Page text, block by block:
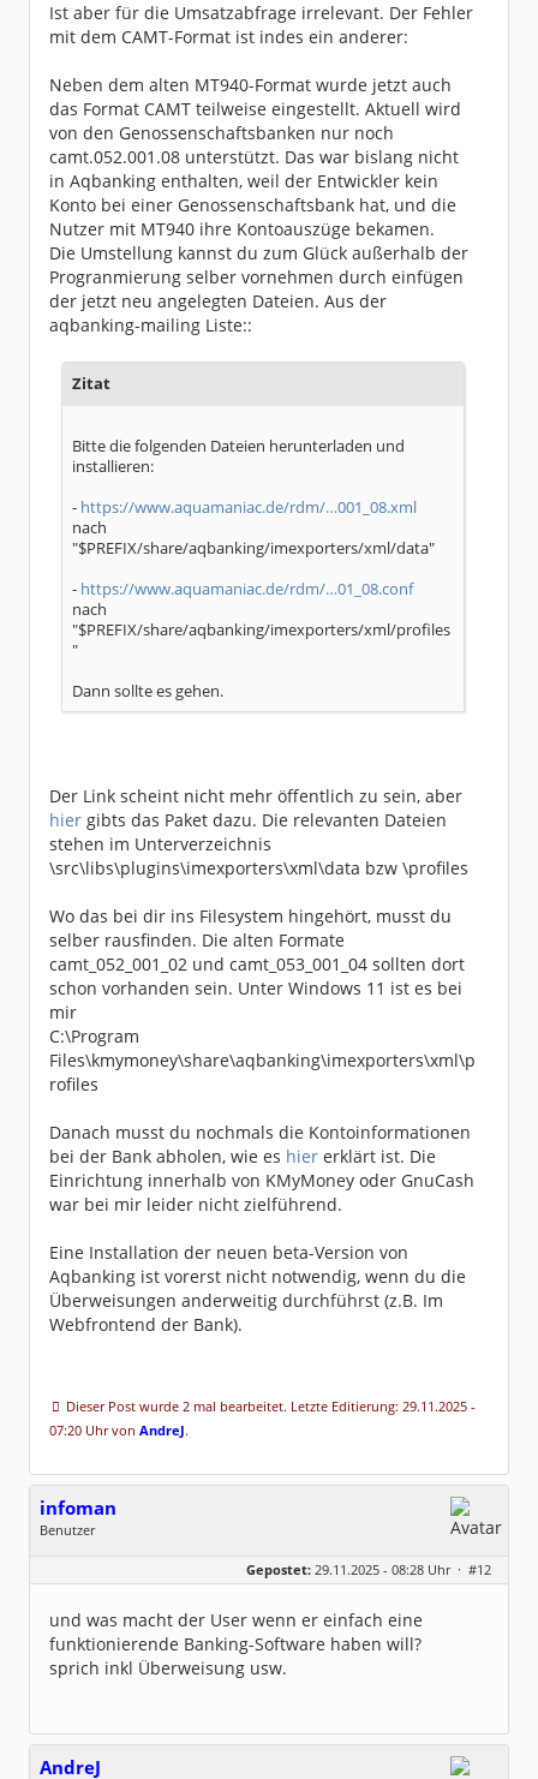
Ist aber für die Umsatzabfrage irrelevant. Der Fehler
mit dem CAMT-Format ist indes ein anderer:
Neben dem alten MT940-Format wurde jetzt auch
das Format CAMT teilweise eingestellt. Aktuell wird
von den Genossenschaftsbanken nur noch
camt.052.001.08 unterstützt. Das war bislang nicht
in Aqbanking enthalten, weil der Entwickler kein
Konto bei einer Genossenschaftsbank hat, und die
Nutzer mit MT940 ihre Kontoauszüge bekamen.
Die Umstellung kannst du zum Glück außerhalb der
Progranmierung selber vornehmen durch einfügen
der jetzt neu angelegten Dateien. Aus der
aqbanking-mailing Liste::
Zitat
Bitte die folgenden Dateien herunterladen und
installieren:
- https://www.aquamaniac.de/rdm/…001_08.xml
nach
"$PREFIX/share/aqbanking/imexporters/xml/data"
- https://www.aquamaniac.de/rdm/…01_08.conf
nach
"$PREFIX/share/aqbanking/imexporters/xml/profiles
"
Dann sollte es gehen.
Der Link scheint nicht mehr öffentlich zu sein, aber
hier gibts das Paket dazu. Die relevanten Dateien
stehen im Unterverzeichnis
\src\libs\plugins\imexporters\xml\data bzw \profiles
Wo das bei dir ins Filesystem hingehört, musst du
selber rausfinden. Die alten Formate
camt_052_001_02 und camt_053_001_04 sollten dort
schon vorhanden sein. Unter Windows 11 ist es bei
mir
C:\Program
Files\kmymoney\share\aqbanking\imexporters\xml\p
rofiles
Danach musst du nochmals die Kontoinformationen
bei der Bank abholen, wie es hier erklärt ist. Die
Einrichtung innerhalb von KMyMoney oder GnuCash
war bei mir leider nicht zielführend.
Eine Installation der neuen beta-Version von
Aqbanking ist vorerst nicht notwendig, wenn du die
Überweisungen anderweitig durchführst (z.B. Im
Webfrontend der Bank).
Dieser Post wurde 2 mal bearbeitet. Letzte Editierung: 29.11.2025 -
07:20 Uhr von AndreJ.
infoman
Benutzer
Dabei seit:
06 / 2008
Gepostet: 29.11.2025 - 08:28 Uhr · #12
und was macht der User wenn er einfach eine
funktionierende Banking-Software haben will?
sprich inkl Überweisung usw.
AndreJ